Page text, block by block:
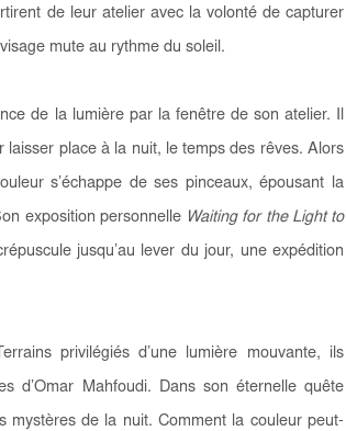
de leur atelier avec la volonté de capturer
mute au rythme du soleil.
de la lumière par la fenêtre de son atelier. Il
laisser place à la nuit, le temps des rêves. Alors
s’échappe de ses pinceaux, épousant la
exposition personnelle Waiting for the Light to
jusqu’au lever du jour, une expédition
privilégiés d’une lumière mouvante, ils
d’Omar Mahfoudi. Dans son éternelle quête
mystères de la nuit. Comment la couleur peut-